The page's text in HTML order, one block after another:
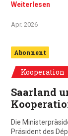
Weiterlesen
Apr. 2026
Abonnent
Kooperation
Saarland
Die
Präsident des